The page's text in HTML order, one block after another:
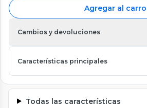
Agregar al carro
Cambios y devoluciones
Características principales
Todas las características